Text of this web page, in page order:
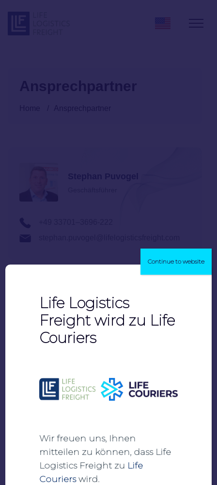
Ansprechpartner
Home / Ansprechpartner
Bernhard Schmitt
Qualitätsmanagement
Olaf Bauersfeld
Vertrieb
Life Logistics
Freight wird zu Life
Couriers
Wir freuen uns, Ihnen
mitteilen zu können, dass Life
Logistics Freight zu Life
Courierswird.
Continue to website